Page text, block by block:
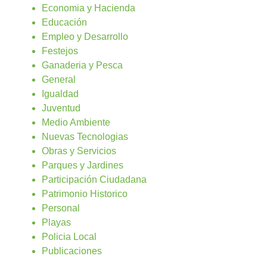
Economia y Hacienda
Educación
Empleo y Desarrollo
Festejos
Ganaderia y Pesca
General
Igualdad
Juventud
Medio Ambiente
Nuevas Tecnologias
Obras y Servicios
Parques y Jardines
Participación Ciudadana
Patrimonio Historico
Personal
Playas
Policia Local
Publicaciones